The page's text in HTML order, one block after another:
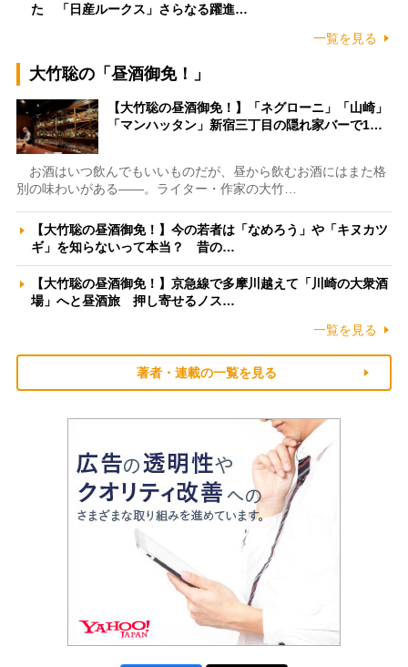
た 「日産ルークス」さらなる躍進…
一覧を見る
大竹聡の「昼酒御免！」
【大竹聡の昼酒御免！】「ネグローニ」「山崎」
「マンハッタン」新宿三丁目の隠れ家バーで1…
お酒はいつ飲んでもいいものだが、昼から飲むお酒にはまた格
別の味わいがある――。ライター・作家の大竹…
【大竹聡の昼酒御免！】今の若者は「なめろう」や「キヌカツ
ギ」を知らないって本当？ 昔の…
【大竹聡の昼酒御免！】京急線で多摩川越えて「川崎の大衆酒
場」へと昼酒旅 押し寄せるノス…
一覧を見る
著者・連載の一覧を見る